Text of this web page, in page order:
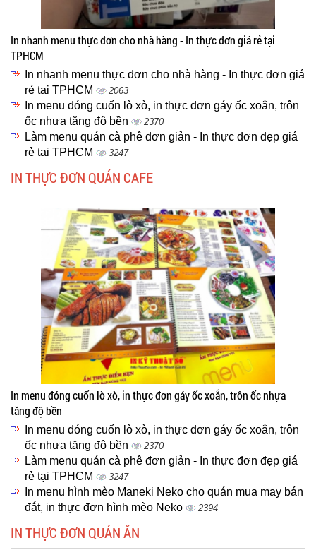
In nhanh menu thực đơn cho nhà hàng - In thực đơn giá rẻ tại
TPHCM
In nhanh menu thực đơn cho nhà hàng - In thực đơn giá
rẻ tại TPHCM
2063
In menu đóng cuốn lò xò, in thực đơn gáy ốc xoắn, trôn
ốc nhựa tăng độ bền
2370
Làm menu quán cà phê đơn giản - In thực đơn đẹp giá
rẻ tại TPHCM
3247
IN THỰC ĐƠN QUÁN CAFE
In menu đóng cuốn lò xò, in thực đơn gáy ốc xoắn, trôn ốc nhựa
tăng độ bền
In menu đóng cuốn lò xò, in thực đơn gáy ốc xoắn, trôn
ốc nhựa tăng độ bền
2370
Làm menu quán cà phê đơn giản - In thực đơn đẹp giá
rẻ tại TPHCM
3247
In menu hình mèo Maneki Neko cho quán mua may bán
đắt, in thực đơn hình mèo Neko
2394
IN THỰC ĐƠN QUÁN ĂN